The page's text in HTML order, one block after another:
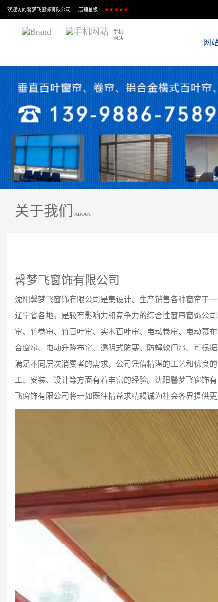
欢迎访问馨梦飞窗饰有限公司！ 店铺星级： ★★★★★
手机
网站
网
关于我们 ABOUT
馨梦飞窗饰有限公司
沈阳馨梦飞窗饰有限公司是集设计、生产销售各种窗帘于
辽宁省各地。是较有影响力和竞争力的综合性窗帘窗饰公
帘、竹卷帘、竹百叶帘、实木百叶帘、电动卷帘、电动幕
合窗帘、电动升降布帘、透明式防寒、防蝇软门帘、可根
满足不同层次消费者的需求。公司凭借精湛的工艺和优良
工、安装、设计等方面有着丰富的经验。沈阳馨梦飞窗饰
飞窗饰有限公司将一如既往精益求精竭诚为社会各界提供